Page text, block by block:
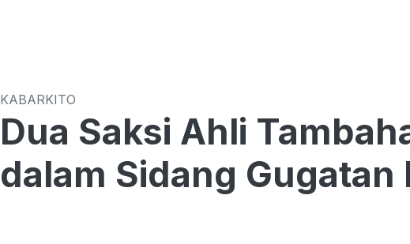
KABARKITO
Dua Saksi Ahli
dalam Sidang Gugatan